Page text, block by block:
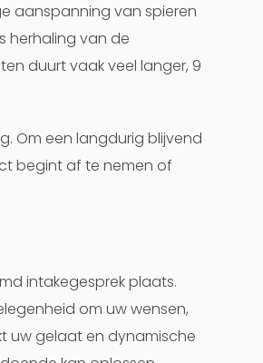
aanspanning van spieren
herhaling van de
duurt vaak veel langer, 9
Om een langdurig blijvend
begint af te nemen of
intakegesprek plaats.
om uw wensen,
uw gelaat en dynamische